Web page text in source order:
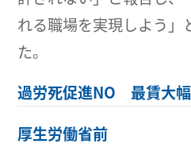
れる職場を実現しよう」
た。
過労死促進NO 最賃大
厚生労働省前